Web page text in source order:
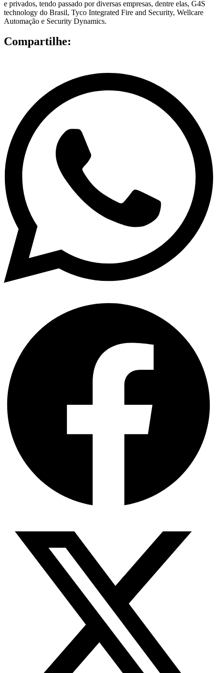
e privados, tendo passado por diversas empresas, dentre elas, G4S
technology do Brasil, Tyco Integrated Fire and Security, Wellcare
Automação e Security Dynamics.
Compartilhe: